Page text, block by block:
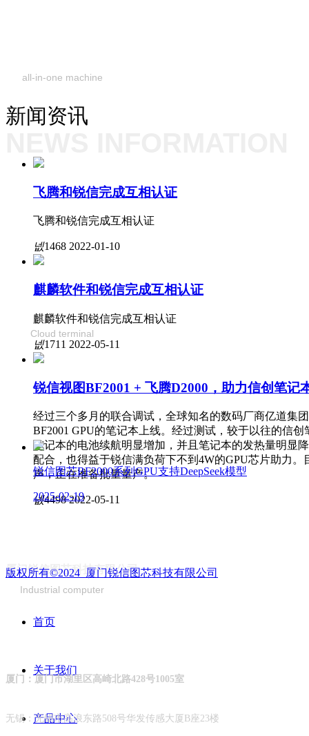
all-in-one machine
Cloud terminal
Industrial computer
新闻资讯
飞腾和锐信完成互相认证
飞腾和锐信完成互相认证
넶1468 2022-01-10
麒麟软件和锐信完成互相认证
麒麟软件和锐信完成互相认证
넶1711 2022-05-11
锐信视图BF2001 + 飞腾D2000，助力信创笔记
经过三个多月的联合调试，全球知名的数码厂商亿道集
BF2001 GPU的笔记本上线。经过测试，较于以往的信
笔记本的电池续航明显增加，并且笔记本的发热量明显
配合，也得益于锐信满负荷下不到4W的GPU芯片助力
声，正在准备批量量产。
넶4498 2022-05-11
锐信图芯BF2000系列GPU支持DeepSeek模型
2025-02-19
厦门锐信图芯科技有限公司
版权所有©2024 厦门锐信图芯科技有限公司
首页
关于我们
产品中心
厦门：厦门市湖里区高崎北路428号1005室
无锡：无锡市高浪东路508号华发传感大厦B座23楼